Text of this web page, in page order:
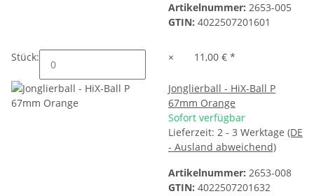
Artikelnummer: 2653-005
GTIN: 4022507201601
Stück: × 11,00 €*
Jonglierball - HiX-Ball P
67mm Orange
Sofort verfügbar
Lieferzeit: 2 - 3 Werktage (DE
- Ausland abweichend)
Artikelnummer: 2653-008
GTIN: 4022507201632